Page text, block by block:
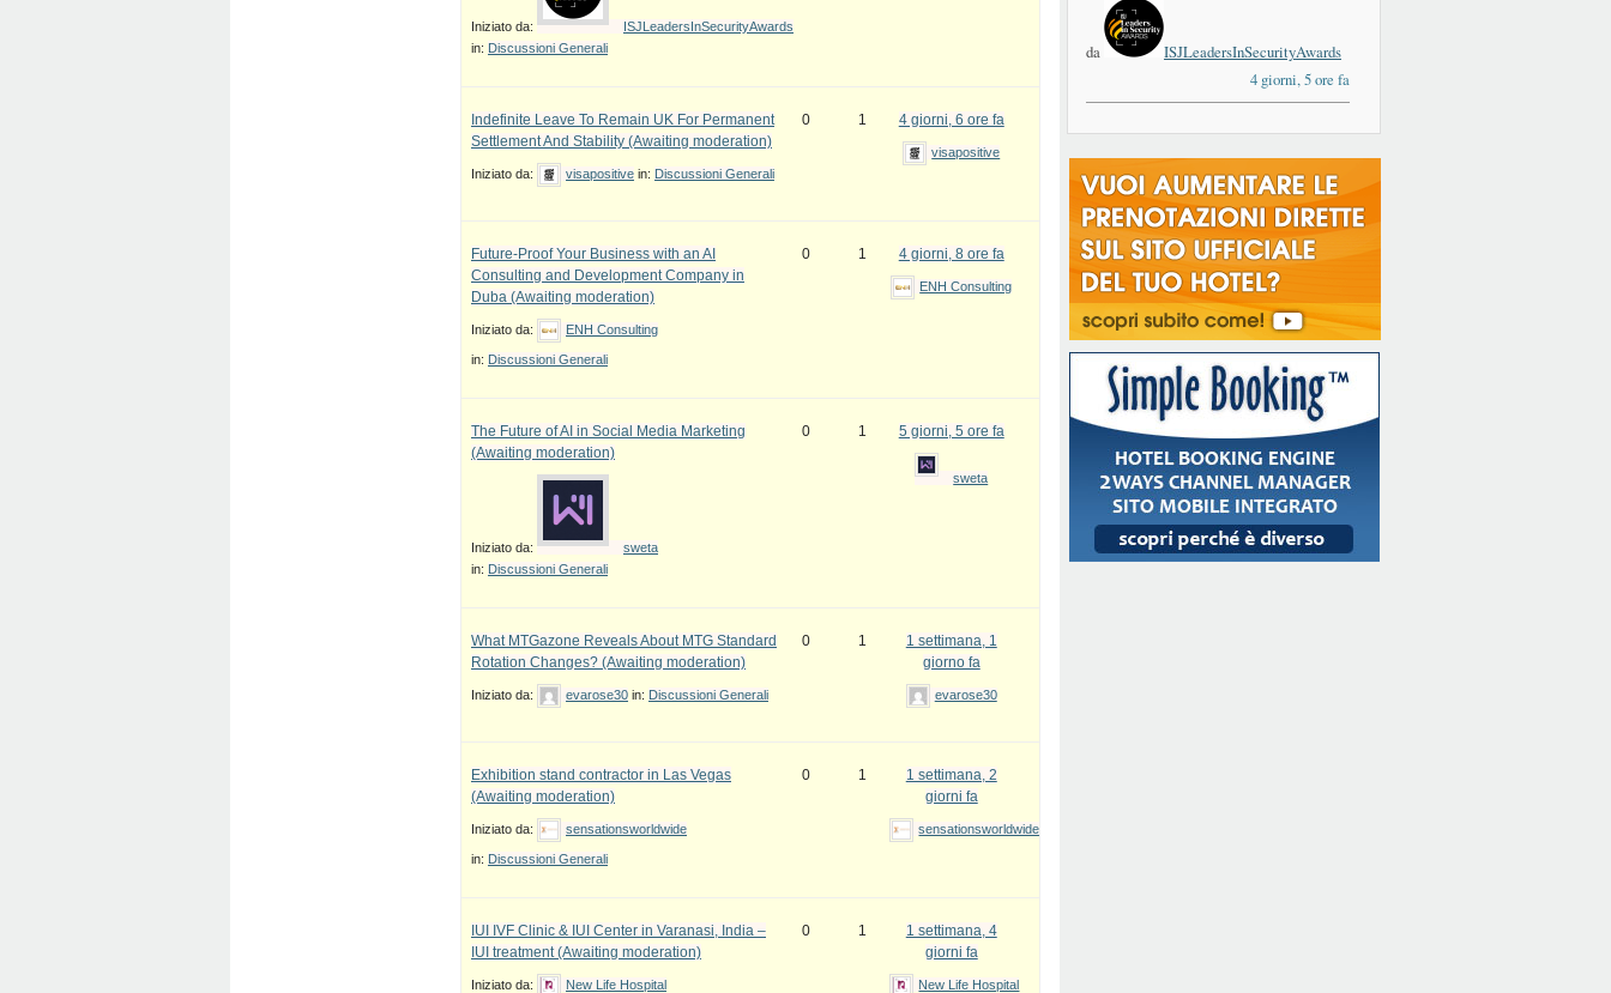
Iniziato da:
ISJLeadersInSecurityAwards
in: Discussioni Generali
Indefinite Leave To Remain UK For Permanent
Settlement And Stability (Awaiting moderation)
Iniziato da: visapositive in: Discussioni Generali
0 1 4 giorni, 6 ore fa
visapositive
Future-Proof Your Business with an AI
Consulting and Development Company in
Duba (Awaiting moderation)
Iniziato da: ENH Consulting
in: Discussioni Generali
0 1 4 giorni, 8 ore fa
ENH Consulting
The Future of AI in Social Media Marketing
(Awaiting moderation)
Iniziato da:
sweta
in: Discussioni Generali
0 1 5 giorni, 5 ore fa
sweta
What MTGazone Reveals About MTG Standard
Rotation Changes? (Awaiting moderation)
Iniziato da: evarose30 in: Discussioni Generali
0 1
1 settimana, 1
giorno fa
evarose30
Exhibition stand contractor in Las Vegas
(Awaiting moderation)
Iniziato da: sensationsworldwide
in: Discussioni Generali
0 1
1 settimana, 2
giorni fa
sensationsworldwide
IUI IVF Clinic & IUI Center in Varanasi, India –
IUI treatment (Awaiting moderation)
Iniziato da: New Life Hospital
0 1
1 settimana, 4
giorni fa
New Life Hospital
da
ISJLeadersInSecurityAwards
4 giorni, 5 ore fa